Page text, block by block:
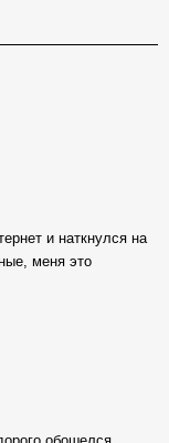
и наткнулся на
меня это